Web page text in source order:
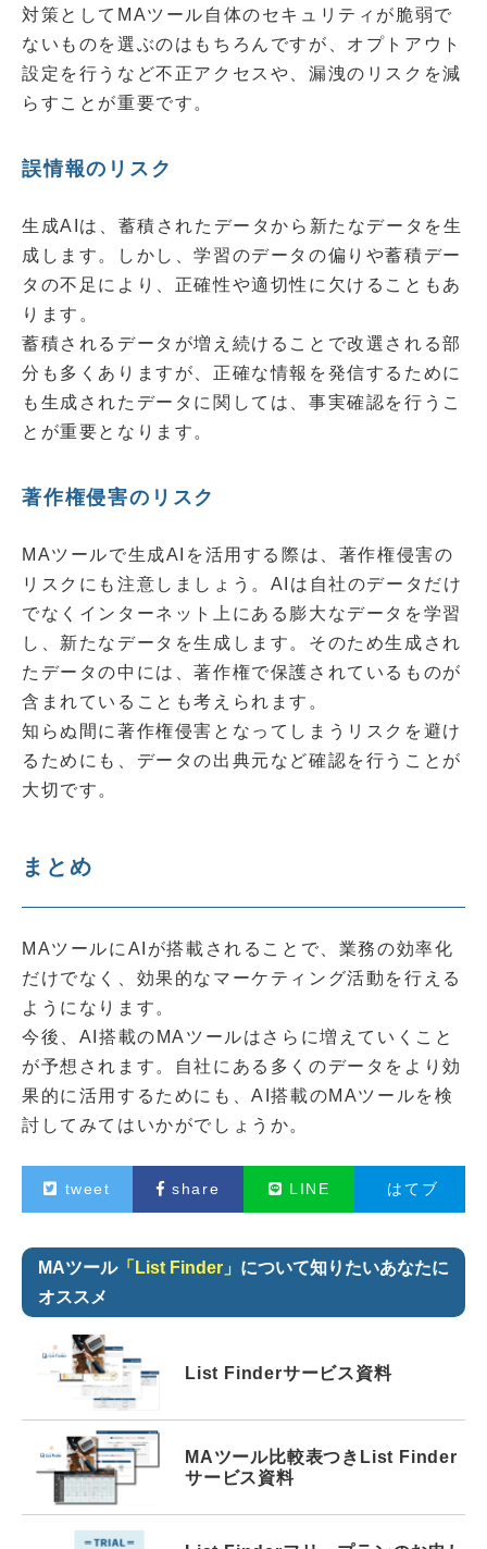
対策としてMAツール自体のセキュリティが脆弱で
ないものを選ぶのはもちろんですが、オプトアウト
設定を行うなど不正アクセスや、漏洩のリスクを減
らすことが重要です。
誤情報のリスク
生成AIは、蓄積されたデータから新たなデータを生
成します。しかし、学習のデータの偏りや蓄積デー
タの不足により、正確性や適切性に欠けることもあ
ります。
蓄積されるデータが増え続けることで改選される部
分も多くありますが、正確な情報を発信するために
も生成されたデータに関しては、事実確認を行うこ
とが重要となります。
著作権侵害のリスク
MAツールで生成AIを活用する際は、著作権侵害の
リスクにも注意しましょう。AIは自社のデータだけ
でなくインターネット上にある膨大なデータを学習
し、新たなデータを生成します。そのため生成され
たデータの中には、著作権で保護されているものが
含まれていることも考えられます。
知らぬ間に著作権侵害となってしまうリスクを避け
るためにも、データの出典元など確認を行うことが
大切です。
まとめ
MAツールにAIが搭載されることで、業務の効率化
だけでなく、効果的なマーケティング活動を行える
ようになります。
今後、AI搭載のMAツールはさらに増えていくこと
が予想されます。自社にある多くのデータをより効
果的に活用するためにも、AI搭載のMAツールを検
討してみてはいかがでしょうか。
tweet share LINE はてブ
MAツール「List Finder」 について知りたいあなたに
オススメ
List Finderサービス資料
MAツール比較表つき List Finder
サービス資料